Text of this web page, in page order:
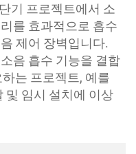
기 프로젝트에서 소
를 효과적으로 흡수
제어 장벽입니다.
음 흡수 기능을 결합
는 프로젝트, 예를
및 임시 설치에 이상